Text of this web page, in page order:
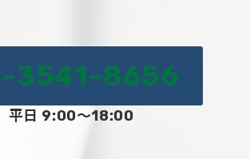
3541-8656
平日 9:00～18:00